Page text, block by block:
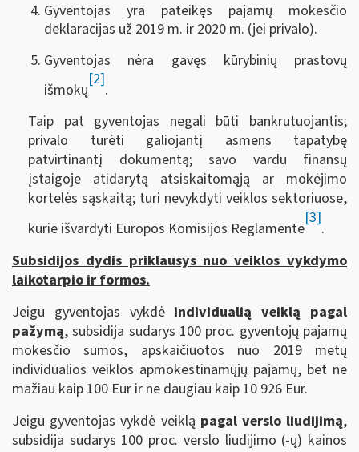
Gyventojas yra pateikęs pajamų mokesčio
deklaracijas už 2019 m. ir 2020 m. (jei privalo).
Gyventojas nėra gavęs kūrybinių prastovų
išmokų
[2]
.
Taip pat gyventojas negali būti bankrutuojantis;
privalo turėti galiojantį asmens tapatybę
patvirtinantį dokumentą; savo vardu finansų
įstaigoje atidarytą atsiskaitomąją ar mokėjimo
kortelės sąskaitą; turi nevykdyti veiklos sektoriuose,
kurie išvardyti Europos Komisijos Reglamente
[3]
.
Subsidijos dydis priklausys nuo veiklos vykdymo
laikotarpio ir formos.
Jeigu gyventojas vykdė individualią veiklą pagal
pažymą, subsidija sudarys 100 proc. gyventojų pajamų
mokesčio sumos, apskaičiuotos nuo 2019 metų
individualios veiklos apmokestinamųjų pajamų, bet ne
mažiau kaip 100 Eur ir ne daugiau kaip 10 926 Eur.
Jeigu gyventojas vykdė veiklą pagal verslo liudijimą,
subsidija sudarys 100 proc. verslo liudijimo (-ų) kainos